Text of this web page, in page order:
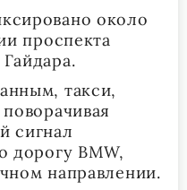
около
проспекта
такси,
сигнал
дорогу BMW,
направлении.